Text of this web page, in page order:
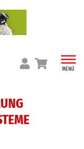
MENÜ